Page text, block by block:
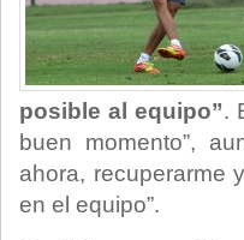
posible al equipo”.
buen momento”,
ahora, recuperarme
en el equipo”.